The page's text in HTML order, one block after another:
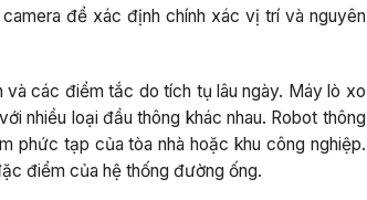
để xác định chính xác vị trí và nguyên
các điểm tắc do tích tụ lâu ngày. Máy lò xo
nhiều loại đầu thông khác nhau. Robot thông
phức tạp của tòa nhà hoặc khu công nghiệp.
điểm của hệ thống đường ống.